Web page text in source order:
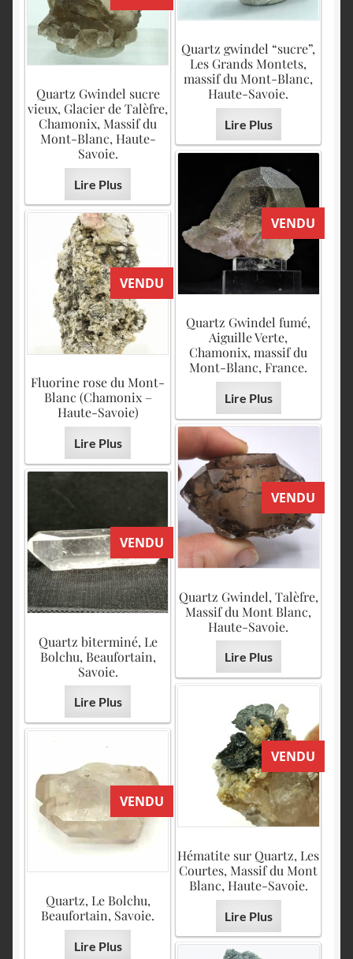
Quartz gwindel “sucre”,
Les Grands Montets,
massif du Mont-Blanc,
Haute-Savoie.
Lire Plus
Quartz Gwindel sucre
vieux, Glacier de Talèfre,
Chamonix, Massif du
Mont-Blanc, Haute-
Savoie.
Lire Plus
VENDU
Quartz Gwindel fumé,
Aiguille Verte,
Chamonix, massif du
Mont-Blanc, France.
Lire Plus
VENDU
Fluorine rose du Mont-
Blanc (Chamonix –
Haute-Savoie)
Lire Plus
VENDU
Quartz Gwindel, Talèfre,
Massif du Mont Blanc,
Haute-Savoie.
Lire Plus
VENDU
Quartz biterminé, Le
Bolchu, Beaufortain,
Savoie.
Lire Plus
VENDU
Hématite sur Quartz, Les
Courtes, Massif du Mont
Blanc, Haute-Savoie.
Lire Plus
VENDU
Quartz, Le Bolchu,
Beaufortain, Savoie.
Lire Plus